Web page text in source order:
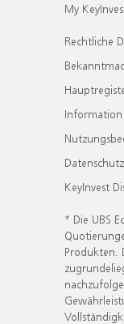
My
Rechtliche
Information
KeyInvest
* Die UBS
Produkten.